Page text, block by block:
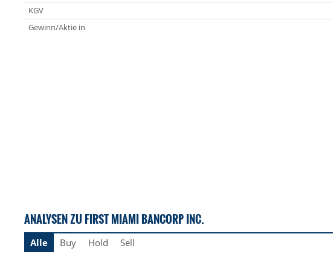
KGV
Gewinn/Aktie in
ANALYSEN ZU FIRST MIAMI BANCORP INC.
Alle Buy Hold Sell